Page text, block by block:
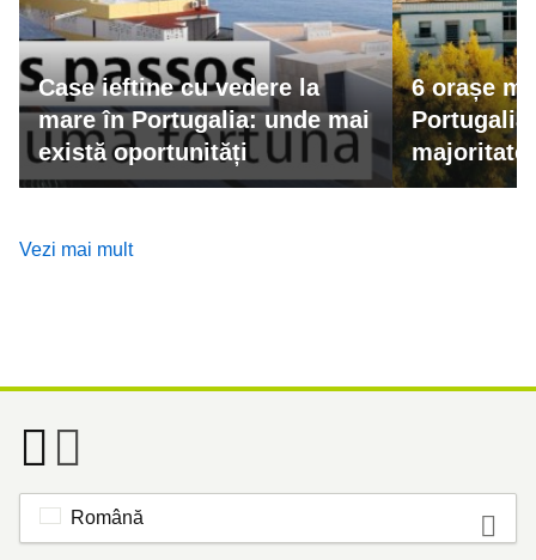
Case ieftine cu vedere la
mare în Portugalia: unde mai
există oportunități
6 orașe
Portugalia
ratează
Vezi mai mult
Română